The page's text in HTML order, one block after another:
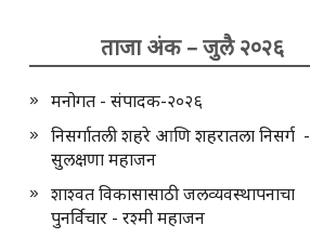
ताजा अंक – जुलै २०२६
मनोगत - संपादक-२०२६
निसर्गातली शहरे आणि शहरातला निसर्ग -
सुलक्षणा महाजन
शाश्वत विकासासाठी जलव्यवस्थापनाचा
पुनर्विचार - रश्मी महाजन